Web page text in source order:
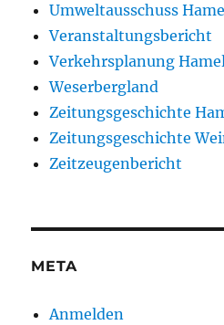
Umweltausschuss
Veranstaltungsbericht
Verkehrsplanung
Weserbergland
Zeitungsgeschichte
Zeitungsgeschichte
Zeitzeugenbericht
META
Anmelden